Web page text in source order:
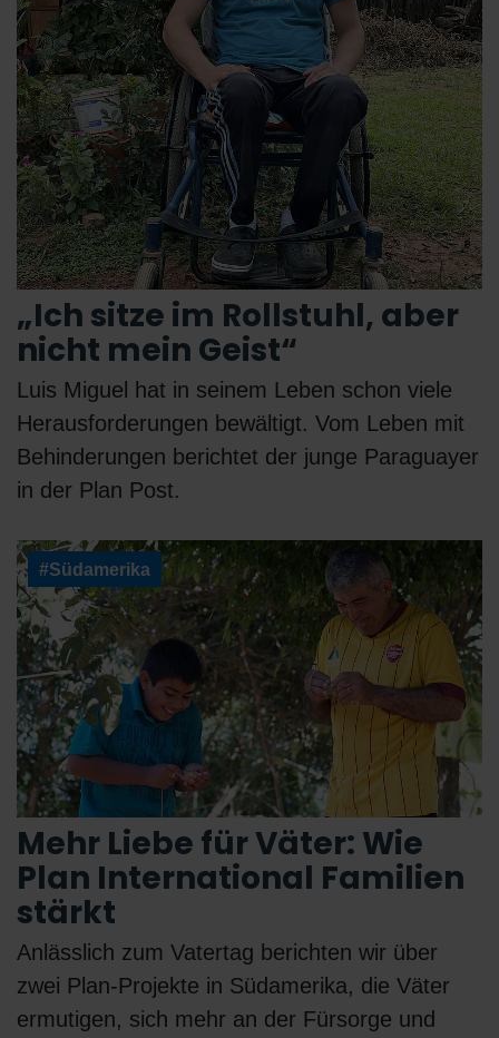
„Ich sitze im Rollstuhl, aber
nicht mein Geist“
Luis Miguel hat in seinem Leben schon viele
Herausforderungen bewältigt. Vom Leben mit
Behinderungen berichtet der junge Paraguayer
in der Plan Post.
#Südamerika
Mehr Liebe für Väter: Wie
Plan International Familien
stärkt
Anlässlich zum Vatertag berichten wir über
zwei Plan-Projekte in Südamerika, die Väter
ermutigen, sich mehr an der Fürsorge und